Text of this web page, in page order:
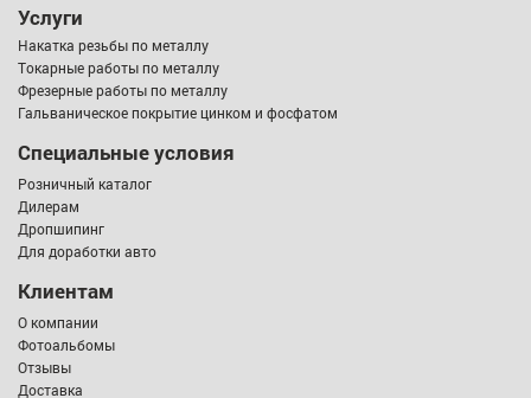
Услуги
Накатка резьбы по металлу
Токарные работы по металлу
Фрезерные работы по металлу
Гальваническое покрытие цинком и фосфатом
Специальные условия
Розничный каталог
Дилерам
Дропшипинг
Для доработки авто
Клиентам
О компании
Фотоальбомы
Отзывы
Доставка